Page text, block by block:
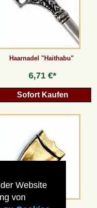
Website
von
Haarnadel "Haithabu"
6,71 €*
Sofort Kaufen